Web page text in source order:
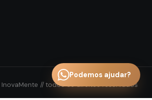
// todos os direitos reservados
Podemos ajudar?